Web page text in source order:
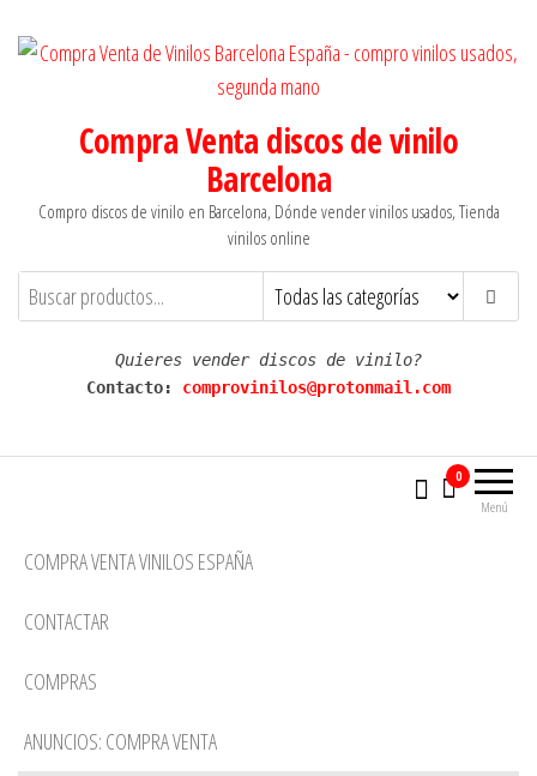
Compra Venta discos de vinilo
Barcelona
Compro discos de vinilo en Barcelona, Dónde vender vinilos usados, Tienda
vinilos online
Quieres vender discos de vinilo?
Contacto: comprovinilos@protonmail.com
Menú
0
COMPRA VENTA VINILOS ESPAÑA
CONTACTAR
COMPRAS
ANUNCIOS: COMPRA VENTA